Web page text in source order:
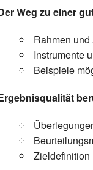
Weg zu einer
Rahmen
Instrumente
Beispiele
Zieldefinition